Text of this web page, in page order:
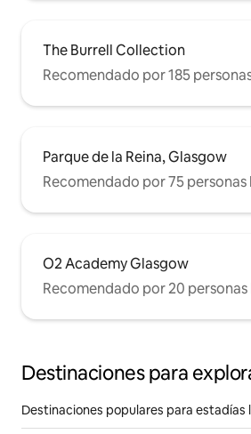
The Burrell Collection
Recomendado por 185
Parque de la Reina, Glasgow
Recomendado por 75 personas
O2 Academy Glasgow
Recomendado por 20
Destinaciones para
Destinaciones populares para estadías